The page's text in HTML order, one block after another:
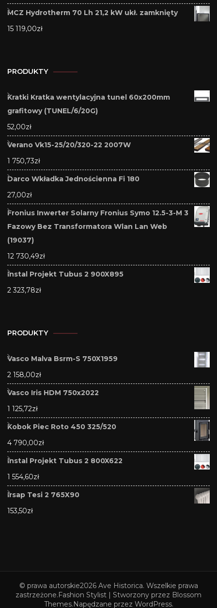
MCZ Hydrotherm 70 Lh 21,2 kW ukł. zamknięty
15 119,00zł
PRODUKTY
Kratki Kratka wentylacyjna tunel 60x200mm
grafitowy (TUNEL/6/20G)
52,00zł
Verano Vk15-25/20/320-22 2007W
1 750,73zł
Darco Wkładka Jednościenna Fi 180
27,00zł
Fronius Inwerter Solarny Fronius Symo 12.5-3-M 3
Fazowy Bez Transformatora Wlan Lan Web
(19037)
12 730,49zł
Instal Projekt Tubus 2 900X895
2 323,78zł
PRODUKTY
Vasco Malva Bsrm-S 750X1959
2 158,00zł
Vasco Iris HDM 750x2022
1 125,72zł
Kobok Piec Roto 450 325/520
4 790,00zł
Instal Projekt Tubus 2 800X622
1 554,60zł
Irsap Tesi 2 765X90
153,50zł
© prawa autorskie2026 Ave Historica. Wszelkie prawa
zastrzeżone. Fashion Stylist | Stworzony przez Blossom
Themes.Napędzane przez WordPress.